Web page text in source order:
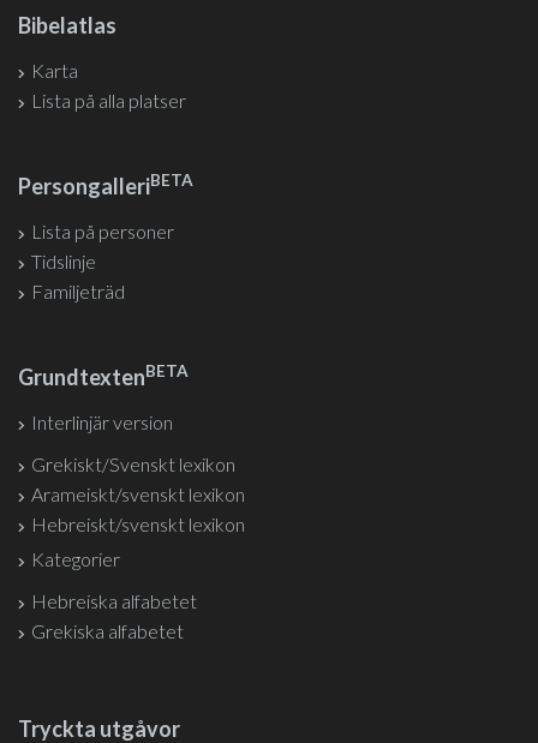
Bibelatlas
Karta
Lista på alla platser
PersongalleriBETA
Lista på personer
Tidslinje
Familjeträd
GrundtextenBETA
Interlinjär version
Grekiskt/Svenskt lexikon
Arameiskt/svenskt lexikon
Hebreiskt/svenskt lexikon
Kategorier
Hebreiska alfabetet
Grekiska alfabetet
Tryckta utgåvor